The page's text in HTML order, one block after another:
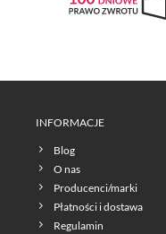
INFORMACJE
Blog
O nas
Producenci/marki
Płatności i dostawa
Regulamin